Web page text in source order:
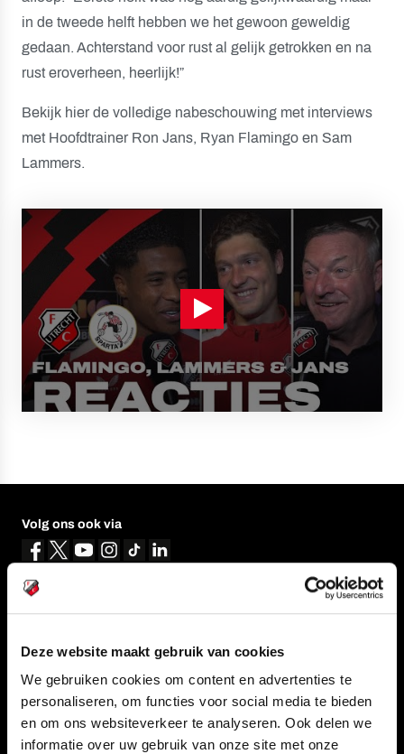
Deze website maakt gebruik van cookies
We gebruiken cookies om content en advertenties te
personaliseren, om functies voor social media te bieden
en om ons websiteverkeer te analyseren. Ook delen we
informatie over uw gebruik van onze site met onze
in de tweede helft hebben we het gewoon geweldig
gedaan. Achterstand voor rust al gelijk getrokken en na
rust eroverheen, heerlijk!”
Bekijk hier de volledige nabeschouwing met interviews
met Hoofdtrainer Ron Jans, Ryan Flamingo en Sam
Lammers.
Volg ons ook via
TEAMS
STADION
KAARTVERKOOP
BUSINESS